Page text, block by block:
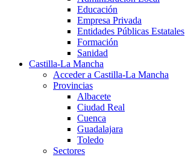
Educación
Empresa Privada
Entidades Públicas Estatales
Formación
Sanidad
Castilla-La Mancha
Acceder a Castilla-La Mancha
Provincias
Albacete
Ciudad Real
Cuenca
Guadalajara
Toledo
Sectores